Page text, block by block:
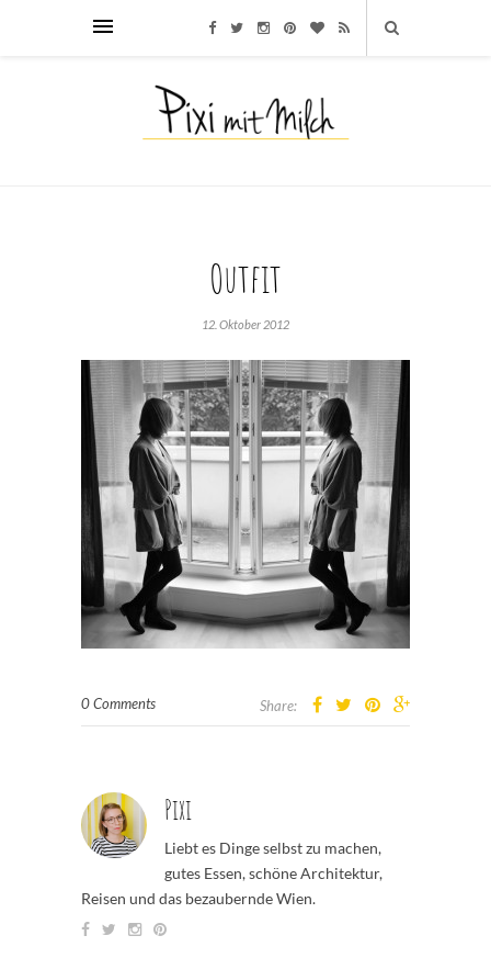
Outfit
12. Oktober 2012
0 Comments Share:
Pixi
Liebt es Dinge selbst zu machen,
gutes Essen, schöne Architektur,
Reisen und das bezaubernde Wien.